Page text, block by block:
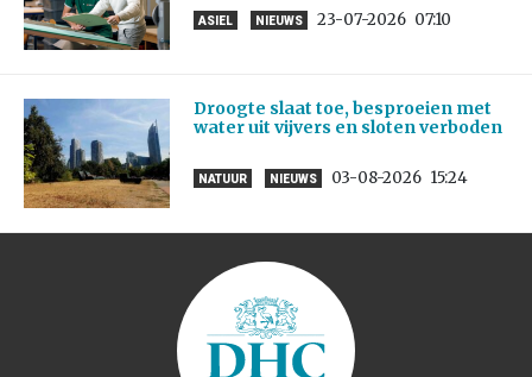
ASIEL NIEUWS 23-07-2026 07:10
Droogte slaat toe, besproeien met
water uit vijvers en sloten verboden
NATUUR NIEUWS 03-08-2026 15:24